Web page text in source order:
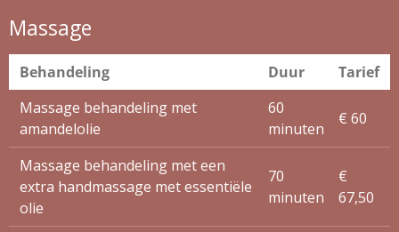
Massage
Behandeling Duur
Tarief
Massage behandeling met
amandelolie
60
minuten
€ 60
Massage behandeling met een
extra handmassage met essentiële
olie
70
minuten
€
67,50